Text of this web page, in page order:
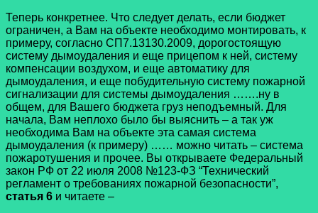
Теперь конкретнее. Что следует делать, если бюджет
ограничен, а Вам на объекте необходимо монтировать, к
примеру, согласно СП7.13130.2009, дорогостоящую
систему дымоудаления и еще прицепом к ней, систему
компенсации воздухом, и еще автоматику для
дымоудаления, и еще побудительную систему пожарной
сигнализации для системы дымоудаления …….ну в
общем, для Вашего бюджета груз неподъемный. Для
начала, Вам неплохо было бы выяснить – а так уж
необходима Вам на объекте эта самая система
дымоудаления (к примеру) …… можно читать – система
пожаротушения и прочее. Вы открываете Федеральный
закон РФ от 22 июля 2008 №123-ФЗ “Технический
регламент о требованиях пожарной безопасности”,
статья 6 и читаете –